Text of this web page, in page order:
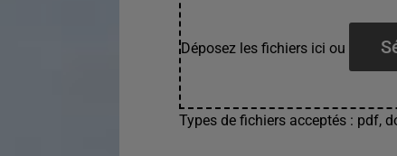
Déposez les fichiers ici ou
Types de fichiers acceptés : pdf,